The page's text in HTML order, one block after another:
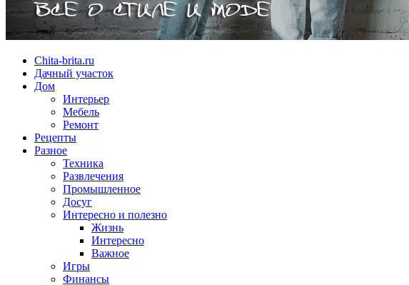
Chita-brita.ru
Дачный участок
Дом
Интерьер
Мебель
Ремонт
Рецепты
Разное
Техника
Развлечения
Промышленное
Досуг
Интересно и полезно
Жизнь
Интересно
Важное
Игры
Финансы